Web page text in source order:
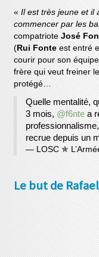
«Il est très jeune et il
commencer par les
compatrioteJosé
(Rui Fonte est entré
courir pour son
frère qui veut freiner
protégé…
Quelle mentalité,
3 mois, @f6nte a
recrue depuis un
— LOSC ✯
Le but de